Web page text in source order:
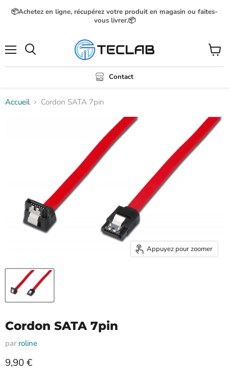
📦Achetez en ligne, récupérez votre produit en magasin ou faites-
vous livrer.📦
Contact
Voir
le
Accueil Cordon SATA 7pin
Appuyez pour zoomer
Cordon SATA 7pin
par roline
Prix actuel
9,90 €